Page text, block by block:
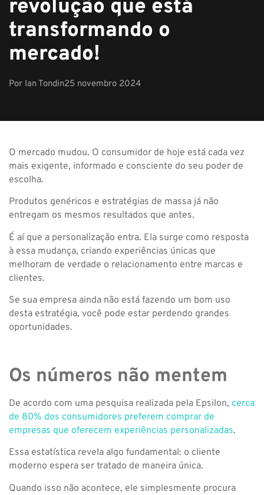
revolução que está
transformando o
mercado!
Por Ian Tondin25 novembro 2024
O mercado mudou. O consumidor de hoje está cada vez
mais exigente, informado e consciente do seu poder de
escolha.
Produtos genéricos e estratégias de massa já não
entregam os mesmos resultados que antes.
É aí que a personalização entra. Ela surge como resposta
à essa mudança, criando experiências únicas que
melhoram de verdade o relacionamento entre marcas e
clientes.
Se sua empresa ainda não está fazendo um bom uso
desta estratégia, você pode estar perdendo grandes
oportunidades.
Os números não mentem
De acordo com uma pesquisa realizada pela Epsilon, cerca
de 80% dos consumidores preferem comprar de
empresas que oferecem experiências personalizadas.
Essa estatística revela algo fundamental: o cliente
moderno espera ser tratado de maneira única.
Quando isso não acontece, ele simplesmente procura